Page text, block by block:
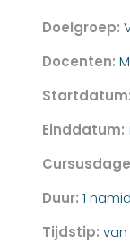
Doelgroep:
Docenten:
Startdatum:
Einddatum:
Duur: 1
Tijdstip: van